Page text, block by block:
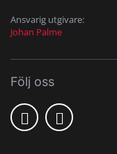
Ansvarig utgivare:
Johan Palme
Följ oss